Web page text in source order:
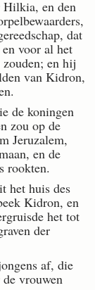
Hilkia, en den
dat
voor al het
en hij
van Kidron,
de koningen
zou op de
Jeruzalem,
en de
rookten.
het huis des
Kidron, en
het tot
der
af, die
vrouwen